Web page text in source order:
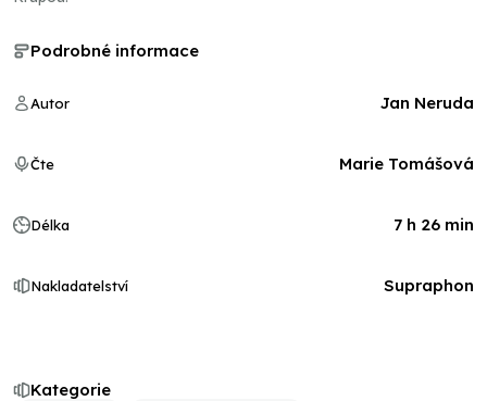
Kategorie
Podrobné informace
Autor Jan Neruda
Čte Marie Tomášová
Délka 7 h 26 min
Nakladatelství Supraphon